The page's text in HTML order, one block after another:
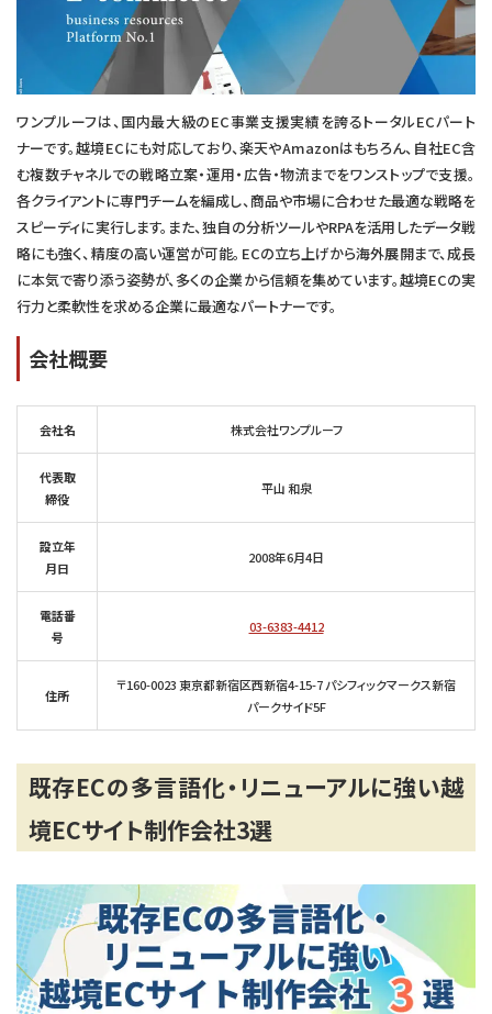
ワンプルーフは、国内最大級のEC事業支援実績を誇るトータルECパート
ナーです。越境ECにも対応しており、楽天やAmazonはもちろん、自社EC含
む複数チャネルでの戦略立案・運用・広告・物流までをワンストップで支援。
各クライアントに専門チームを編成し、商品や市場に合わせた最適な戦略を
スピーディに実行します。また、独自の分析ツールやRPAを活用したデータ戦
略にも強く、精度の高い運営が可能。ECの立ち上げから海外展開まで、成長
に本気で寄り添う姿勢が、多くの企業から信頼を集めています。越境ECの実
行力と柔軟性を求める企業に最適なパートナーです。
会社概要
会社名 株式会社ワンプルーフ
代表取
締役
平山 和泉
設立年
月日
2008年6月4日
電話番
号
03-6383-4412
住所
〒160-0023 東京都新宿区西新宿4-15-7 パシフィックマークス新宿
パークサイド5F
既存ECの多言語化・リニューアルに強い越
境ECサイト制作会社3選